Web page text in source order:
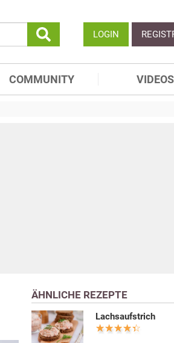
LOGIN
COMMUNITY VIDEOS
ÄHNLICHE REZEPTE
Lachsaufstrich